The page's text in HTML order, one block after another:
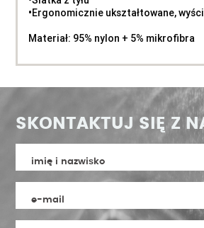
•Ergonomicznie ukształtowane,
Materiał: 95% nylon + 5% mikrofibra
SKONTAKTUJ SIĘ Z
imię i nazwisko
e-mail